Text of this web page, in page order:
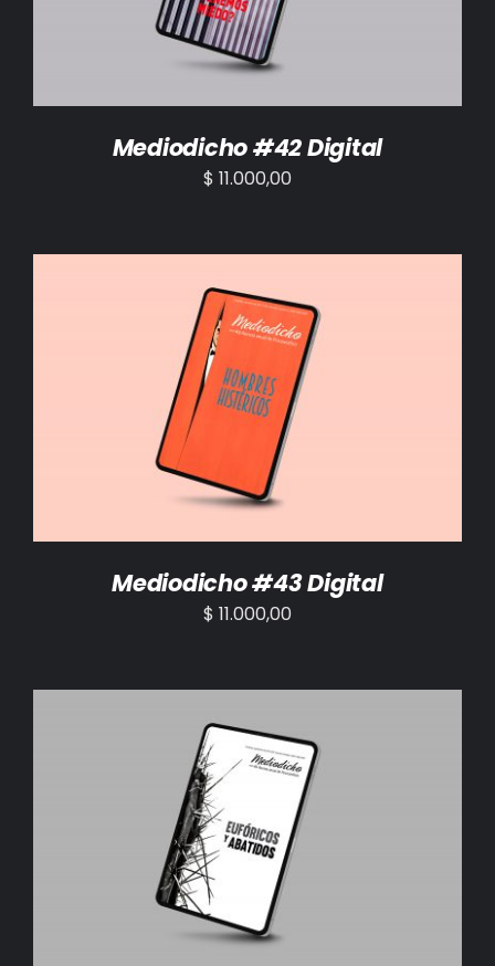
Mediodicho #42 Digital
$ 11.000,00
AÑADIR AL CARRITO /
Mediodicho #43 Digital
$ 11.000,00
AÑADIR AL CARRITO /